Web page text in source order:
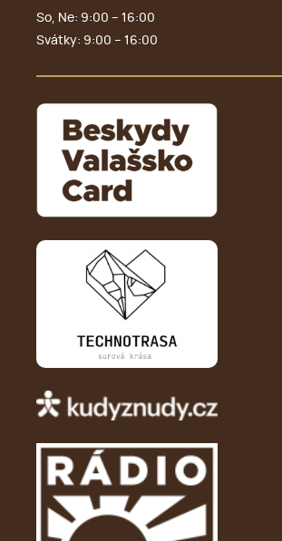
So, Ne: 9:00 – 16:00
Svátky: 9:00 – 16:00